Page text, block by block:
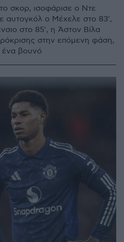
σκορ, ισοφάρισε ο Ντε
αυτογκόλ ο Μέχελε στο 83',
στο 85', η Άστον Βίλα
στην επόμενη φάση,
ένα βουνό